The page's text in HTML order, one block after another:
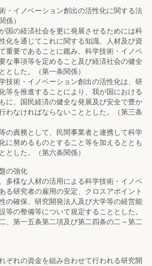
イノベーション創出の活性化に関する法
係）
の経済社会を更に発展させるためには科
化を通じてこれに関する知識、人材及び資
重要であることに鑑み、科学技術・イノベ
な事項等を定めること及び経済社会の健全
とした。（第一条関係）
術・イノベーション創出の活性化は、研
等を推進することにより、我が国における
に、国民経済の健全な発展及び安全で豊か
わなければならないこととした。（第三条
責務として、民間事業者と連携して科学
に努めるものとすること等を加えるととも
とした。（第六条関係）
の強化
多様な人材の活用による科学技術・イノベ
る研究者の雇用の安定、クロスアポイント
の確保、研究開発法人及び大学等の経営能
等の整備等について規定することとした。
、第一五条第二項及び第二四条の二～第二
れの資金を組み合わせて行われる研究開